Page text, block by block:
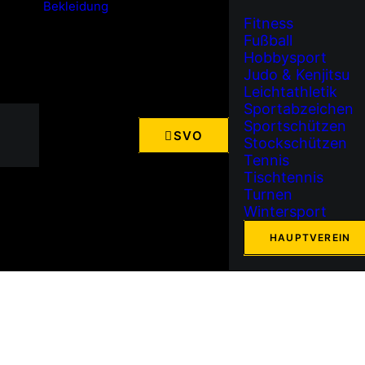
Bekleidung
SVO
Fitness
Fußball
Hobbysport
Judo & Kenjitsu
Leichtathletik
Sportabzeichen
Sportschützen
Stockschützen
Tennis
Tischtennis
Turnen
Wintersport
HAUPTVEREIN